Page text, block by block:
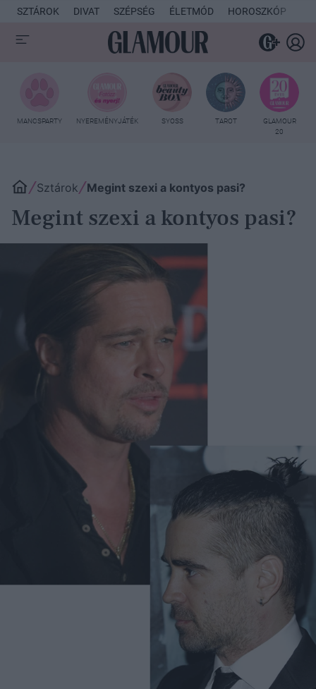
SZTÁROK DIVAT SZÉPSÉG ÉLETMÓD HOROSZKÓP
MANCSPARTY NYEREMÉNYJÁTÉK SYOSS TAROT
GLAMOUR
20
Sztárok Megint szexi a kontyos pasi?
Megint szexi a kontyos pasi?